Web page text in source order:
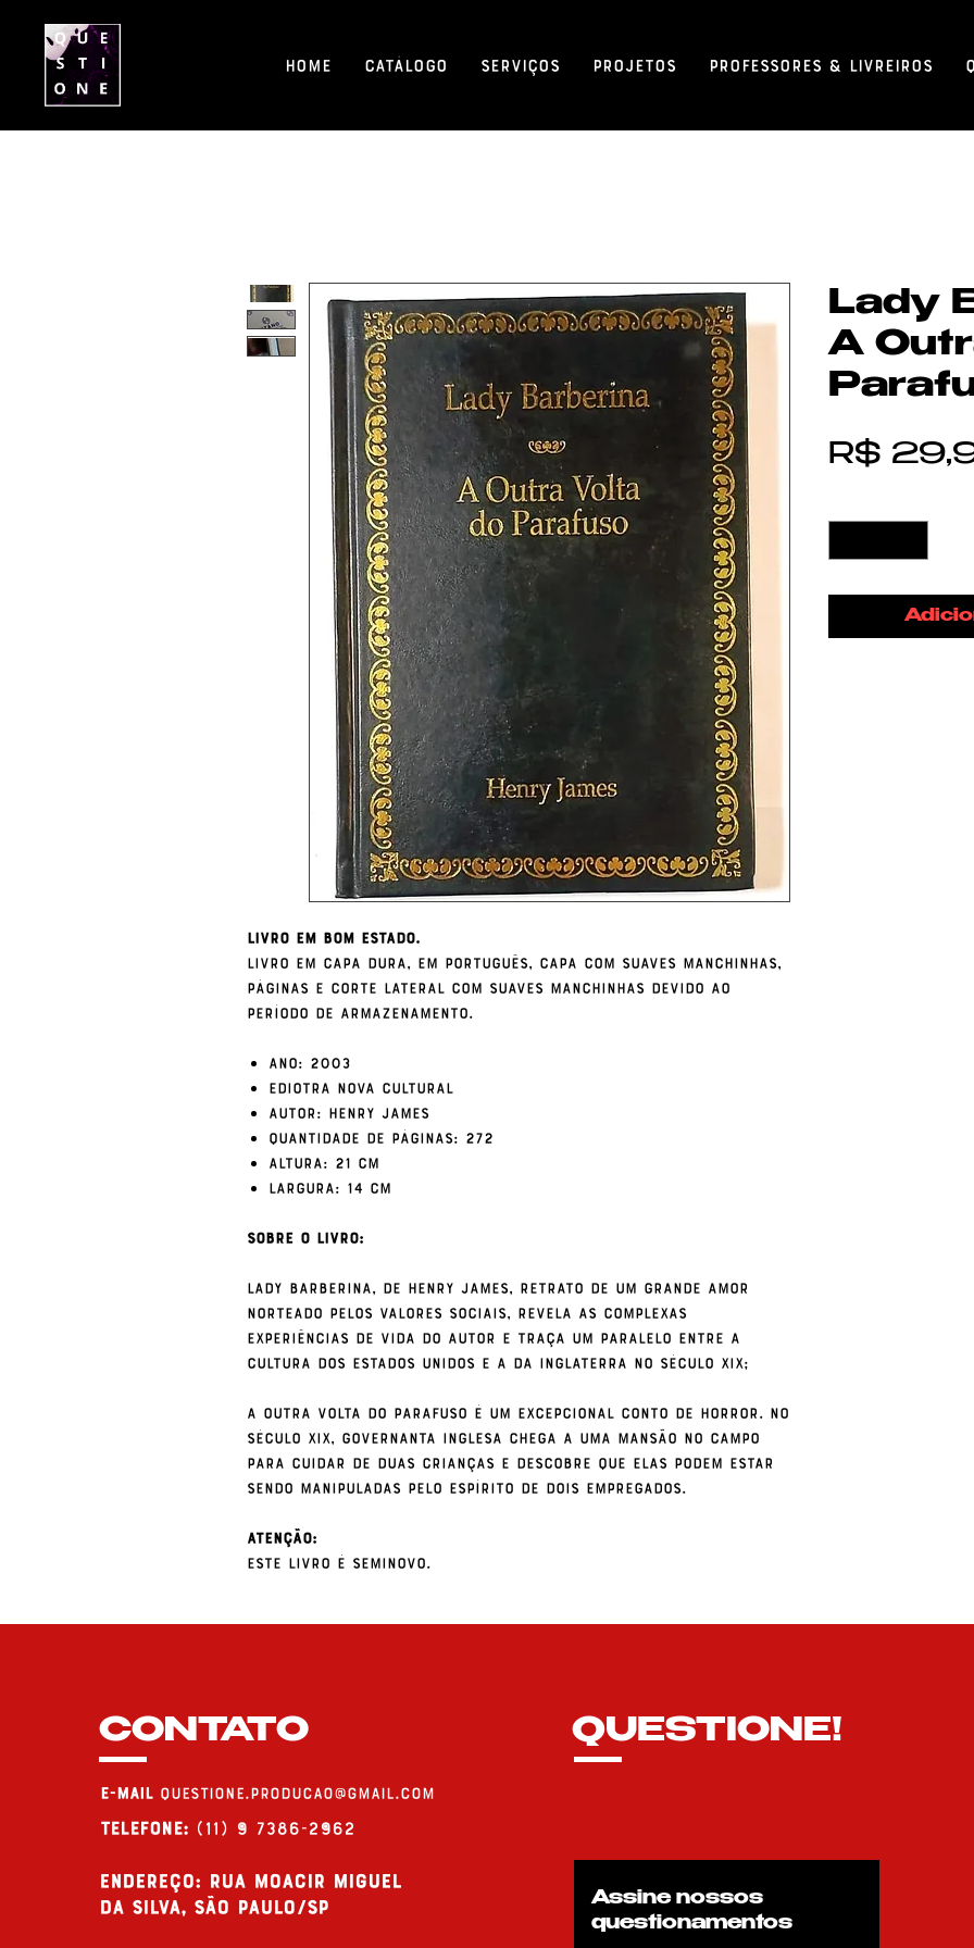
Home Catálogo Serviços Projetos Professores & Livreiros
Livro em bom estado.
Livro em capa dura, em português, capa com suaves manchinhas,
páginas e corte lateral com suaves manchinhas devido ao
período de armazenamento.
Ano: 2003
Ediotra Nova Cultural
Autor: Henry James
Quantidade de páginas: 272
Altura: 21 cm
Largura: 14 cm
Sobre o livro:
Lady Barberina, de Henry James, retrato de um grande amor
norteado pelos valores sociais, revela as complexas
experiências de vida do autor e traça um paralelo entre a
cultura dos Estados Unidos e a da Inglaterra no século XIX;
A Outra Volta do Parafuso é um excepcional conto de horror. No
século XIX, governanta inglesa chega a uma mansão no campo
para cuidar de duas crianças e descobre que elas podem estar
sendo manipuladas pelo espírito de dois empregados.
Atenção:
Este livro é Seminovo.
Lady
A
R$
CONTATO
E-MAIL questione.producao@gmail.com
Telefone: (11) 9 7386-2962
endereço: Rua Moacir Miguel
da Silva, São Paulo/SP
QUESTIONE!
Assine nossos
questionamentos